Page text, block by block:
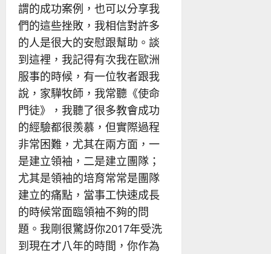
謂的成功案例，也可以分享我
們的這些挫敗，我相信對許多
的人是很大的安慰跟幫助。談
到這裡，我記得有次我在歐洲
服事的時候，有一位牧者跟我
說，家驊牧師，我常聽《使命
門徒》，我聽了很多教會成功
的經驗都很羨慕，但實際過程
非常困難，尤其在兩方面，一
是建立領袖，二是建立團隊；
尤其是領袖的培育常常是團隊
建立的痛點，當事工快速成長
的時候常面臨領袖不夠的問
題。我剛很驚訝你2017年受洗
到現在才八年的時間，你作為